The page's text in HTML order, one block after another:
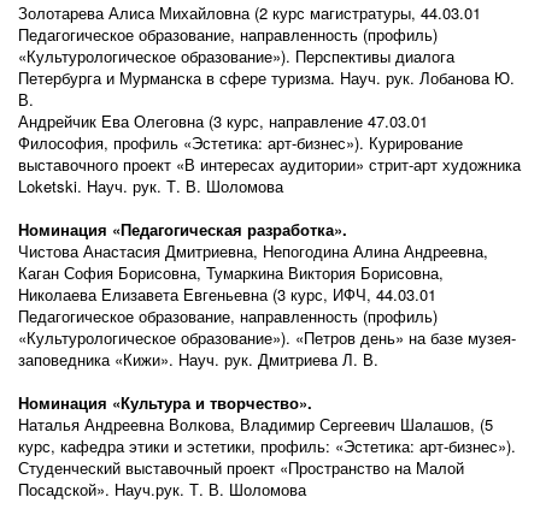
Золотарева Алиса Михайловна (2 курс магистратуры, 44.03.01
Педагогическое образование, направленность (профиль)
«Культурологическое образование»). Перспективы диалога
Петербурга и Мурманска в сфере туризма. Науч. рук. Лобанова Ю.
В.
Андрейчик Ева Олеговна (3 курс, направление 47.03.01
Философия, профиль «Эстетика: арт-бизнес»). Курирование
выставочного проект «В интересах аудитории» стрит-арт художника
Loketski. Науч. рук. Т. В. Шоломова
Номинация «Педагогическая разработка».
Чистова Анастасия Дмитриевна, Непогодина Алина Андреевна,
Каган София Борисовна, Тумаркина Виктория Борисовна,
Николаева Елизавета Евгеньевна (3 курс, ИФЧ, 44.03.01
Педагогическое образование, направленность (профиль)
«Культурологическое образование»). «Петров день» на базе музея-
заповедника «Кижи». Науч. рук. Дмитриева Л. В.
Номинация «Культура и творчество».
Наталья Андреевна Волкова, Владимир Сергеевич Шалашов, (5
курс, кафедра этики и эстетики, профиль: «Эстетика: арт-бизнес»).
Студенческий выставочный проект «Пространство на Малой
Посадской». Науч.рук. Т. В. Шоломова